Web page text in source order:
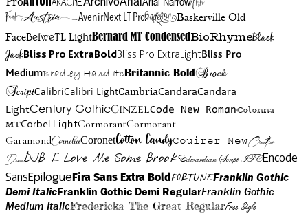
FriendAustriaAvenirNext LT ProBadelionBaskerville Old
FaceBelweTL LightBernard MT CondensedBioRhymeBlack
JackBliss Pro ExtraBoldBliss Pro ExtraLightBliss Pro
MediumBradley Hand Itc Britannic Bold Brock
ScriptCalibriCalibri LightCambriaCandaraCandara
LightCentury GothicCinzelCode New RomanColonna
MTCorbel LightCormorantCormorant
GaramondCorneliaCoronetCotton CandyCouirer NewCreattion
DemoDJB I Love Me Some BrookEdwardian Script ITCEncode
SansEpilogueFira Sans Extra BoldFortuneFranklin Gothic
Demi ItalicFranklin Gothic Demi RegularFranklin Gothic
Medium ItalicFredericka The Great RegularFree Style